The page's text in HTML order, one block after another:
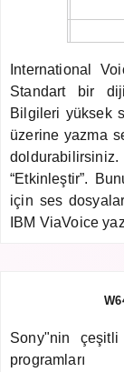
International
Standart bir
Bilgileri yüksek
üzerine yazma
“Etkinleştir”.
için ses
IBM ViaVoice
Sony"nin çeşitli
programları